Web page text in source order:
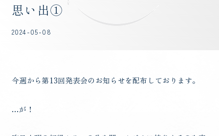
思い出①
2024-05-08
今週から第13回発表会のお知らせを配布しております。
…が！